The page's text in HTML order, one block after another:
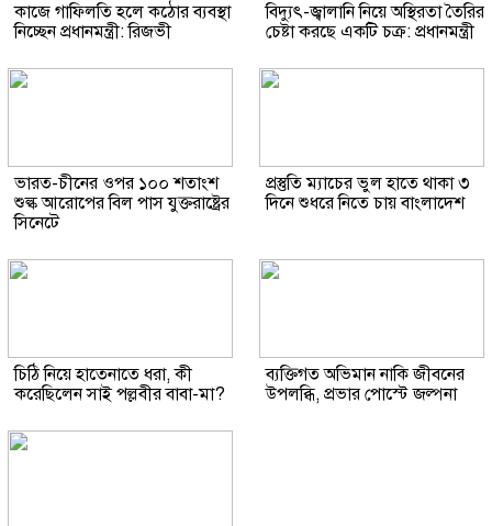
কাজে গাফিলতি হলে কঠোর ব্যবস্থা
নিচ্ছেন প্রধানমন্ত্রী: রিজভী
বিদ্যুৎ-জ্বালানি নিয়ে অস্থিরতা তৈরির
চেষ্টা করছে একটি চক্র: প্রধানমন্ত্রী
ভারত-চীনের ওপর ১০০ শতাংশ
শুল্ক আরোপের বিল পাস যুক্তরাষ্ট্রের
সিনেটে
প্রস্তুতি ম্যাচের ভুল হাতে থাকা ৩
দিনে শুধরে নিতে চায় বাংলাদেশ
চিঠি নিয়ে হাতেনাতে ধরা, কী
করেছিলেন সাই পল্লবীর বাবা-মা?
ব্যক্তিগত অভিমান নাকি জীবনের
উপলব্ধি, প্রভার পোস্টে জল্পনা